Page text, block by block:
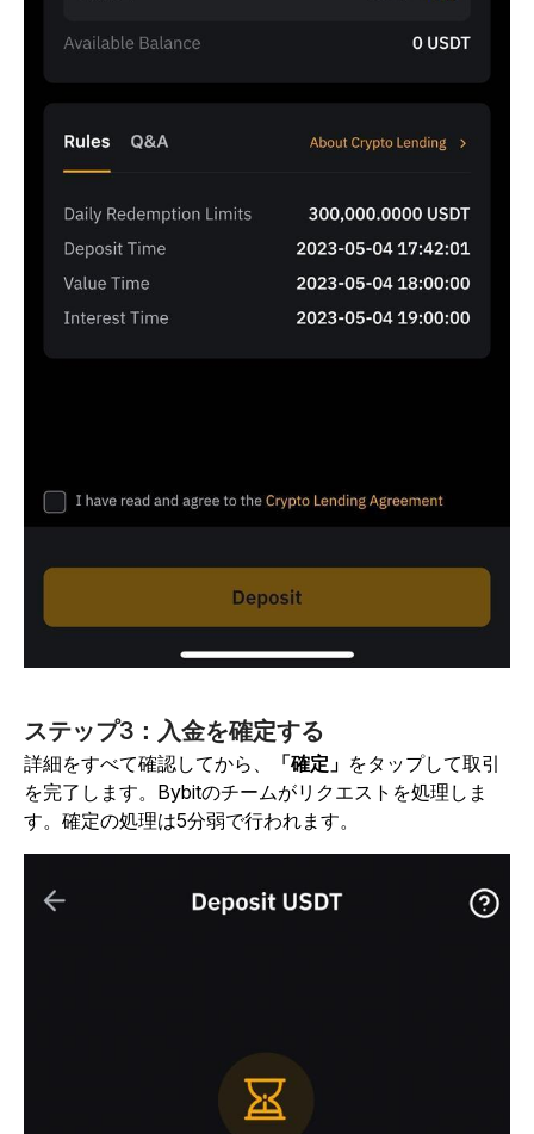
ステップ3：入金を確定する
詳細をすべて確認してから、 「確定」 をタップして取引
を完了します。Bybitのチームがリクエストを処理しま
す。確定の処理は5分弱で行われます。